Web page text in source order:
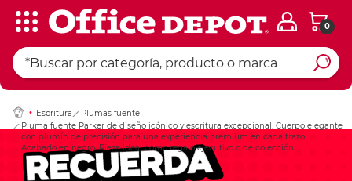
0
Escritura
Plumas fuente
Pluma fuente Parker de diseño icónico y escritura excepcional. Cuerpo elegante
con plumín de precisión para una experiencia premium en cada trazo.
Acabado en negro. Pieza ideal como regalo ejecutivo o de colección.
Ingresar Codigo